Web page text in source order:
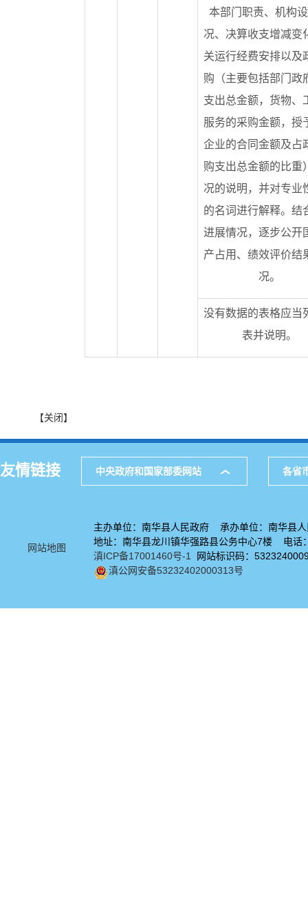
本部门职责、机构
况、决算收支增减变
关运行经费安排以及
购（主要包括部门政
支出总金额，货物、
服务的采购金额，授
企业的合同金额及占
购支出总金额的比重
况的说明，并对专业
的名词进行解释。结
进展情况，逐步公开
产占用、绩效评价结
况。
没有数据的表格应当
表并说明。
【关闭】
友情链接 中央政府和国家部委网站 各省
网站地图
主办单位：南华县人民政府 承办单位：南华县人
地址：南华县龙川镇华强路县公务中心7楼 电
滇ICP备17001460号-1
网站标识码：
滇公网安备53232402000313号